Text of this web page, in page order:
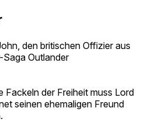
den britischen Offizier aus
Saga Outlander
Fackeln der Freiheit muss Lord
seinen ehemaligen Freund